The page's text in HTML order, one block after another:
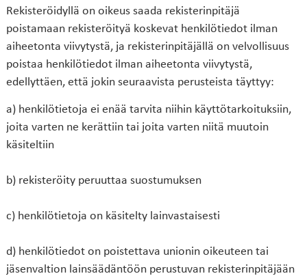
Rekisteröidyllä on oikeus saada rekisterinpitäjä
poistamaan rekisteröityä koskevat henkilötiedot ilman
aiheetonta viivytystä, ja rekisterinpitäjällä on velvollisuus
poistaa henkilötiedot ilman aiheetonta viivytystä,
edellyttäen, että jokin seuraavista perusteista täyttyy:
a) henkilötietoja ei enää tarvita niihin käyttötarkoituksiin,
joita varten ne kerättiin tai joita varten niitä muutoin
käsiteltiin
b) rekisteröity peruuttaa suostumuksen
c) henkilötietoja on käsitelty lainvastaisesti
d) henkilötiedot on poistettava unionin oikeuteen tai
jäsenvaltion lainsäädäntöön perustuvan rekisterinpitäjään